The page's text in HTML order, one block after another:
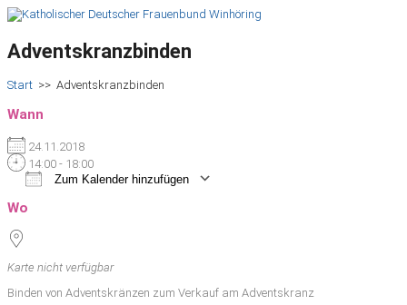
Adventskranzbinden
Start >> Adventskranzbinden
Wann
24.11.2018
14:00 - 18:00
Zum Kalender hinzufügen
Wo
Karte nicht verfügbar
Binden von Adventskränzen zum Verkauf am Adventskranz